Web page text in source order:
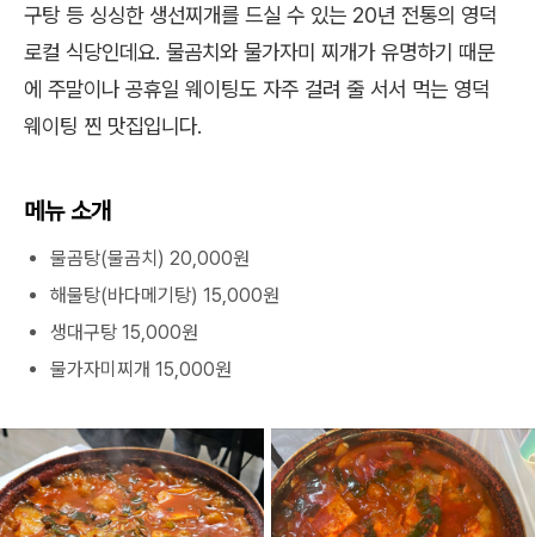
구탕 등 싱싱한 생선찌개를 드실 수 있는 20년 전통의 영덕
로컬 식당인데요. 물곰치와 물가자미 찌개가 유명하기 때문
에 주말이나 공휴일 웨이팅도 자주 걸려 줄 서서 먹는 영덕
웨이팅 찐 맛집입니다.
메뉴 소개
물곰탕(물곰치) 20,000원
해물탕(바다메기탕) 15,000원
생대구탕 15,000원
물가자미찌개 15,000원